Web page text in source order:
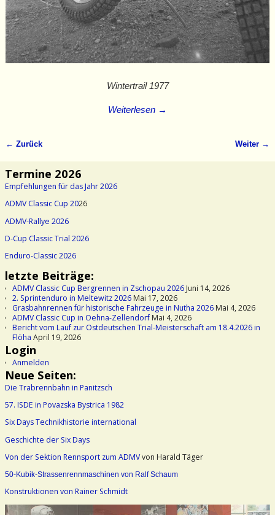
Wintertrail 1977
Weiterlesen →
← Zurück Weiter →
Termine 2026
Empfehlungen für das Jahr 2026
ADMV Classic Cup 2026
ADMV-Rallye 2026
D-Cup Classic Trial 2026
Enduro-Classic 2026
letzte Beiträge:
ADMV Classic Cup Bergrennen in Zschopau 2026Juni 14, 2026
2. Sprintenduro in Meltewitz 2026Mai 17, 2026
Grasbahnrennen für historische Fahrzeuge in Nutha 2026Mai 4, 2026
ADMV Classic Cup in Oehna-ZellendorfMai 4, 2026
Bericht vom Lauf zur Ostdeutschen Trial-Meisterschaft am 18.4.2026 in
Flöha April 19, 2026
Login
Anmelden
Neue Seiten:
Die Trabrennbahn in Panitzsch
57. ISDE in Povazska Bystrica 1982
Six Days Technikhistorie international
Geschichte der Six Days
Von der Sektion Rennsport zum ADMVvon Harald Täger
50-Kubik-Strassenrennmaschinen von Ralf Schaum
Konstruktionen von Rainer Schmidt